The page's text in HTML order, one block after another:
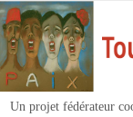
Passer
vers
le
contenu
Un projet fédérateur